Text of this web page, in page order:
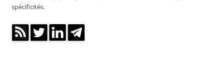
spécificités.